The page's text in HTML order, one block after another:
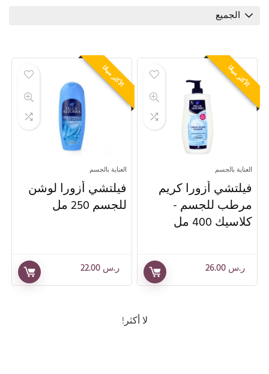
أطفال
العناية بالأطفال
لوشن & كريم
العناية بالرجل
جديدنا
العناية الشخصية
جل الاستحمام
عناية المرأة
الاقسـام
الجميع
الأكثر مبيعًا
العناية بالجسم
فيلتشي أزورا كريم
مرطب للجسم -
كلاسيك 400 مل
ر.س26.00
الأكثر مبيعًا
العناية بالجسم
فيلتشي أزورا لوشن
للجسم 250 مل
ر.س22.00
لا أكثر!